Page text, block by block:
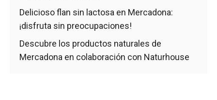
Delicioso flan sin lactosa en Mercadona:
¡disfruta sin preocupaciones!
Descubre los productos naturales de
Mercadona en colaboración con Naturhouse